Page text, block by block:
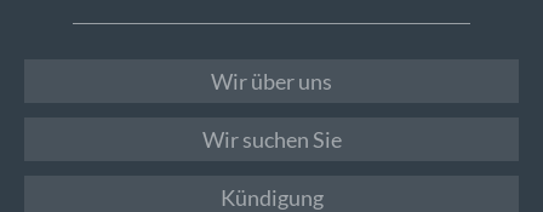
Wir über uns
Wir suchen Sie
Kündigung